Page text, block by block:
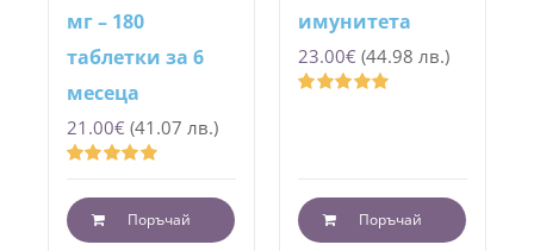
мг – 180
таблетки за 6
месеца
4.93от 5
21.00€ (41.07 лв.)
Поръчай
имунитета
23.00€ (44.98 лв.)
Поръчай